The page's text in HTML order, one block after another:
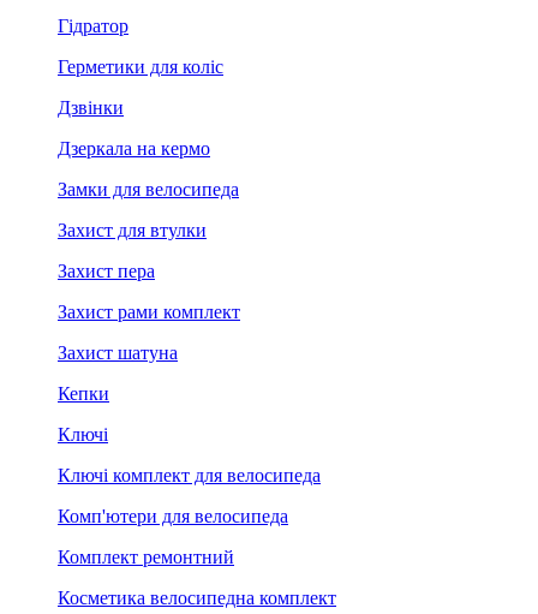
Гідратор
Герметики для коліс
Дзвінки
Дзеркала на кермо
Замки для велосипеда
Захист для втулки
Захист пера
Захист рами комплект
Захист шатуна
Кепки
Ключі
Ключі комплект для велосипеда
Комп'ютери для велосипеда
Комплект ремонтний
Косметика велосипедна комплект